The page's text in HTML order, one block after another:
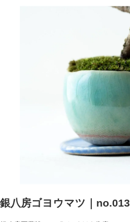
銀八房ゴヨウマツ｜no.013